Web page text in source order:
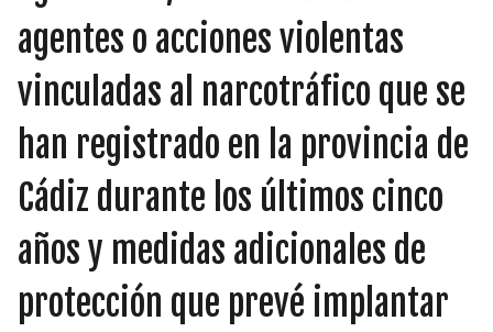
INICIATIVAS
TEMÁTICAS
agentes o acciones violentas
vinculadas al narcotráfico que se
han registrado en la provincia de
Cádiz durante los últimos cinco
años y medidas adicionales de
protección que prevé implantar